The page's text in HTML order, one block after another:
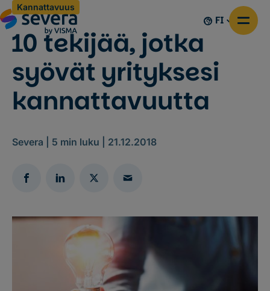
FI
Kannattavuus
10 tekijää, jotka
syövät yrityksesi
kannattavuutta
Severa | 5 min luku | 21.12.2018